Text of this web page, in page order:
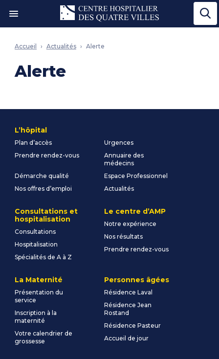
Ouvrir le menu"
Accueil Actualités Alerte
Alerte
L’hôpital
Plan d’accès
Urgences
Prendre rendez-vous
Annuaire des
médecins
Démarche qualité
Espace Professionnel
Nos offres d’emploi
Actualités
Consultations et
hospitalisation
Consultations
Hospitalisation
Spécialités de A à Z
Le centre d’AMP
Notre expérience
Nos résultats
Prendre rendez-vous
La Maternité
Présentation du
service
Inscription à la
maternité
Votre calendrier de
grossesse
Personnes âgées
Résidence Laval
Résidence Jean
Rostand
Résidence Pasteur
Accueil de jour